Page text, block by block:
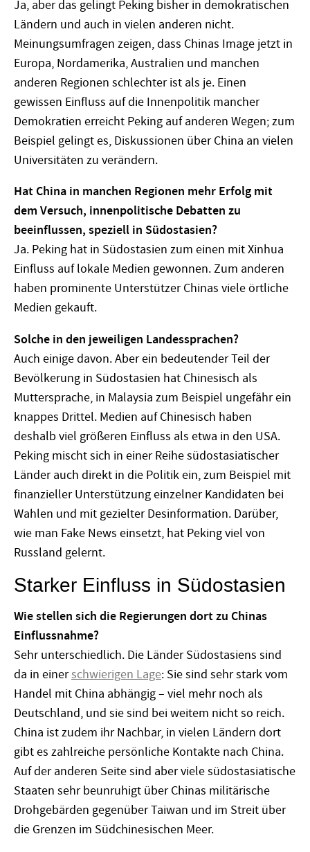
Ja, aber das gelingt Peking bisher in demokratischen
Ländern und auch in vielen anderen nicht.
Meinungsumfragen zeigen, dass Chinas Image jetzt in
Europa, Nordamerika, Australien und manchen
anderen Regionen schlechter ist als je. Einen
gewissen Einfluss auf die Innenpolitik mancher
Demokratien erreicht Peking auf anderen Wegen; zum
Beispiel gelingt es, Diskussionen über China an vielen
Universitäten zu verändern.
Hat China in manchen Regionen mehr Erfolg mit
dem Versuch, innenpolitische Debatten zu
beeinflussen, speziell in Südostasien?
Ja. Peking hat in Südostasien zum einen mit Xinhua
Einfluss auf lokale Medien gewonnen. Zum anderen
haben prominente Unterstützer Chinas viele örtliche
Medien gekauft.
Solche in den jeweiligen Landessprachen?
Auch einige davon. Aber ein bedeutender Teil der
Bevölkerung in Südostasien hat Chinesisch als
Muttersprache, in Malaysia zum Beispiel ungefähr ein
knappes Drittel. Medien auf Chinesisch haben
deshalb viel größeren Einfluss als etwa in den USA.
Peking mischt sich in einer Reihe südostasiatischer
Länder auch direkt in die Politik ein, zum Beispiel mit
finanzieller Unterstützung einzelner Kandidaten bei
Wahlen und mit gezielter Desinformation. Darüber,
wie man Fake News einsetzt, hat Peking viel von
Russland gelernt.
Starker Einfluss in Südostasien
Wie stellen sich die Regierungen dort zu Chinas
Einflussnahme?
Sehr unterschiedlich. Die Länder Südostasiens sind
da in einerschwierigen Lage: Sie sind sehr stark vom
Handel mit China abhängig – viel mehr noch als
Deutschland, und sie sind bei weitem nicht so reich.
China ist zudem ihr Nachbar, in vielen Ländern dort
gibt es zahlreiche persönliche Kontakte nach China.
Auf der anderen Seite sind aber viele südostasiatische
Staaten sehr beunruhigt über Chinas militärische
Drohgebärden gegenüber Taiwan und im Streit über
die Grenzen im Südchinesischen Meer.